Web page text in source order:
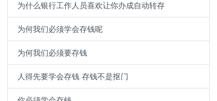
为什么银行工作人员喜欢让你办成自动转存
为何我们必须学会存钱呢
为何我们必须要存钱
人得先要学会存钱 存钱不是抠门